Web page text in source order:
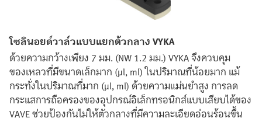
โซลินอยด์วาล์วแบบแยกต้วกลาง VYKA
ด้วยความกว้างเพียง 7 มม. (NW 1.2 มม.) VYKA จึงควบคุม
ของเหลวที่มีขนาดเล็กมาก (µl, ml) ในปริมาณที่น้อยมาก แม้
กระทั่งในปริมาณที่มาก (µl, ml) ด้วยความแม่นยำสูง การลด
กระแสการถือครองของอุปกรณ์อิเล็กทรอนิกส์แบบเสียบได้ของ
VAVE ช่วยป้องกันไม่ให้ตัวกลางที่มีความละเอียดอ่อนร้อนขึ้น